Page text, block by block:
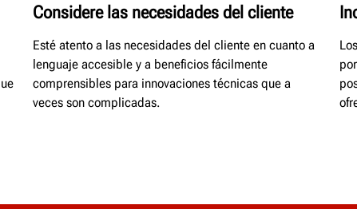
Considere las necesidades del cliente
Esté atento a las necesidades del cliente en cuanto a
lenguaje accesible y a beneficios fácilmente
comprensibles para innovaciones técnicas que a
veces son complicadas.​